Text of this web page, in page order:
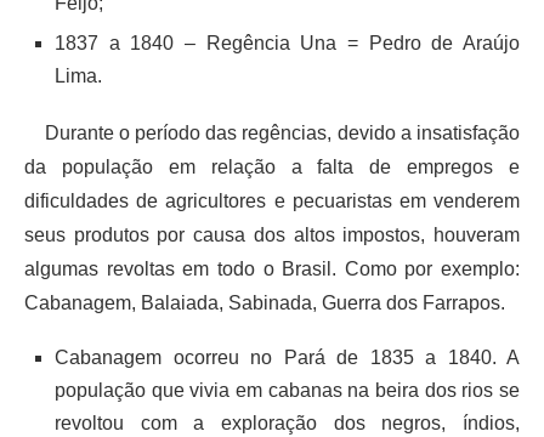
1837 a 1840 – Regência Una = Pedro de Araújo
Lima.
Durante o período das regências, devido a insatisfação
da população em relação a falta de empregos e
dificuldades de agricultores e pecuaristas em venderem
seus produtos por causa dos altos impostos, houveram
algumas revoltas em todo o Brasil. Como por exemplo:
Cabanagem, Balaiada, Sabinada, Guerra dos Farrapos.
Cabanagem ocorreu no Pará de 1835 a 1840. A
população que vivia em cabanas na beira dos rios se
revoltou com a exploração dos negros, índios,